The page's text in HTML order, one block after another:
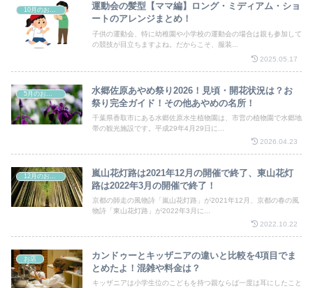
運動会の髪型【ママ編】ロング・ミディアム・ショ
ートのアレンジまとめ！
子供の運動会、特に幼稚園や小学校の運動会の場合は親も参加して
の競技が目立ちますよね。だからこそ、服装...
2025.05.17
水郷佐原あやめ祭り2026！見頃・開花状況は？お
祭り完全ガイド！その他あやめの名所！
千葉県香取市にある水郷佐原水生植物園は、市営の植物園で水郷地
帯の観光施設です。平成29年4月29日に...
2026.04.23
嵐山花灯路は2021年12月の開催で終了、東山花灯
路は2022年3月の開催で終了！
京都の師走の風物詩「嵐山花灯路」が2021年12月、京都の春の風
物詩「東山花灯路」が2022年3月に...
2022.10.22
お店
カンドゥーとキッザニアの違いと比較を4項目でま
とめたよ！混雑や料金は？
キッザニアは小学生位のこどもを持つ親ならば一度は耳にしたこと